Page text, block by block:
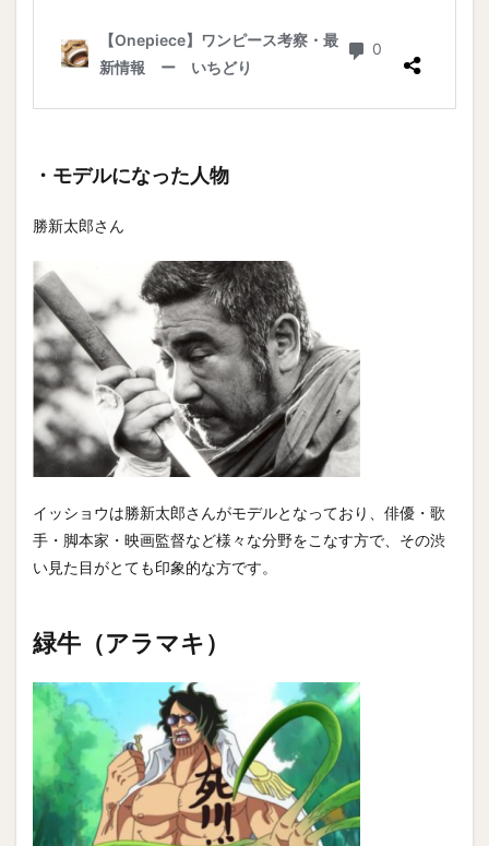
・モデルになった人物
勝新太郎さん
イッショウは勝新太郎さんがモデルとなっており、俳優・歌
手・脚本家・映画監督など様々な分野をこなす方で、その渋
い見た目がとても印象的な方です。
緑牛（アラマキ）